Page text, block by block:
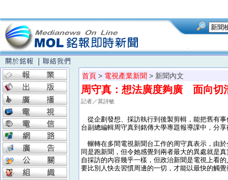
首頁 > 電視產業新聞 > 新聞內文
周守真：想法廣度夠廣 面向切
記者／莫詩敏
從企劃發想、採訪執行到後製剪輯，能把舊有
台副總編輯周守真到銘傳大學專題報導課中，分
輾轉在多間電視新聞台工作的周守真表示，由
同是跑新聞，但令她感覺到兩者最大的異處就是
自採訪的內容幾乎一樣，但政治新聞是電視上看
要比別人快去習慣周邊的一切，才能以最快的觸